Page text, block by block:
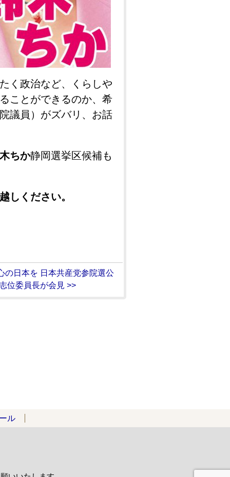
く政治など、くらしや
ことができるのか、希
議員）がズバリ、お話
ちか静岡選挙区候補も
しください。
の日本を 日本共産党参院選公
位委員長が会見 >>
ル